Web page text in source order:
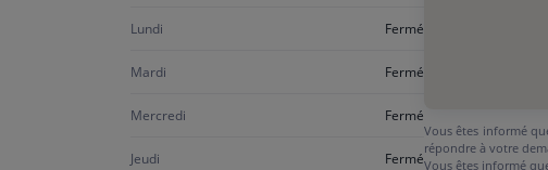
Lundi Fermé
Mardi Fermé
Mercredi Fermé
Jeudi Fermé
Vous êtes informé
répondre à votre
Vous êtes informé